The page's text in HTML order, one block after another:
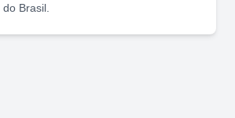
do Brasil.